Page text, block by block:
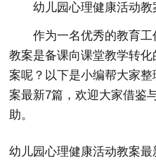
幼儿园心理健康活动教
作为一名优秀的教育工
教案是备课向课堂教学转
案呢？以下是小编帮大家
案最新7篇，欢迎大家借鉴
助。
幼儿园心理健康活动教案最